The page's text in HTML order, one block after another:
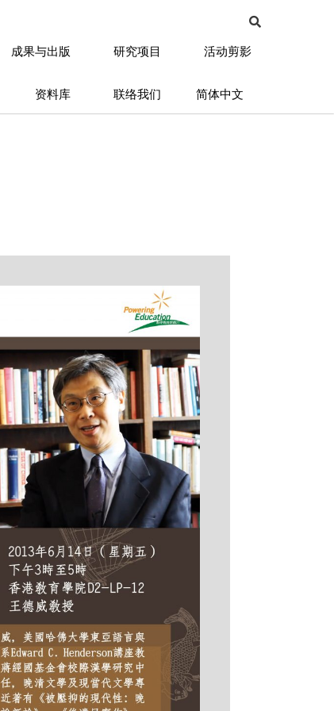
成果与出版 研究项目 活动剪影
资料库 联络我们 简体中文